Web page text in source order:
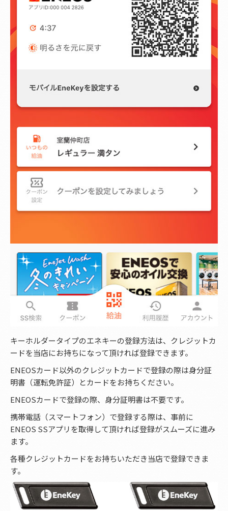
キーホルダータイプのエネキーの登録方法は、クレジットカ
ードを当店にお持ちになって頂ければ登録できます。
ENEOSカード以外のクレジットカードで登録の際は身分証
明書（運転免許証）とカードをお持ちください。
ENEOSカードで登録の際、身分証明書は不要です。
携帯電話（スマートフォン）で登録する際は、事前に
ENEOS SSアプリを取得して頂ければ登録がスムーズに進み
ます。
各種クレジットカードをお持ちいただき当店で登録できま
す。